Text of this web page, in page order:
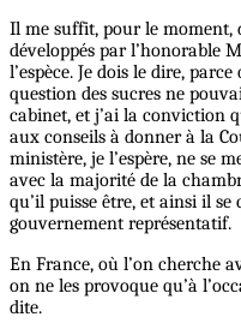
Il me suffit, pour le moment,
développés par l’honorable
l’espèce. Je dois le dire,
question des sucres ne
cabinet, et j’ai la conviction
aux conseils à donner à la
ministère, je l’espère, ne se
avec la majorité de la
qu’il puisse être, et ainsi il
gouvernement représentatif.
En France, où l’on cherche
on ne les provoque qu’à
dite.